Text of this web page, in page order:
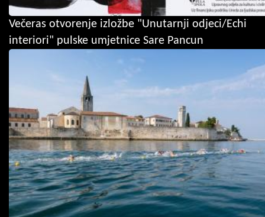
Večeras otvorenje izložbe "Unutarnji odjeci/Echi
interiori" pulske umjetnice Sare Pancun